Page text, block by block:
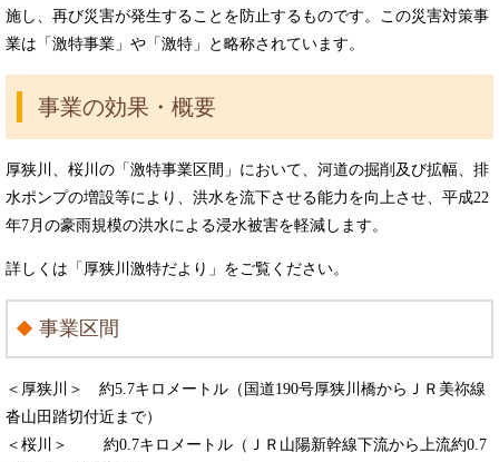
施し、再び災害が発生することを防止するものです。この災害対策事
業は「激特事業」や「激特」と略称されています。
事業の効果・概要
厚狭川、桜川の「激特事業区間」において、河道の掘削及び拡幅、排
水ポンプの増設等により、洪水を流下させる能力を向上させ、平成22
年7月の豪雨規模の洪水による浸水被害を軽減します。
詳しくは「厚狭川激特だより」をご覧ください。
事業区間
＜厚狭川＞ 約5.7キロメートル（国道190号厚狭川橋からＪＲ美祢線
沓山田踏切付近まで）
＜桜川＞ 約0.7キロメートル（ＪＲ山陽新幹線下流から上流約0.7